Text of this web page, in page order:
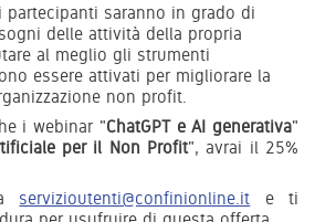
partecipanti saranno in grado di
delle attività della propria
al meglio gli strumenti
essere attivati per migliorare la
non profit.
i webinar "ChatGPT e AI generativa"
per il Non Profit", avrai il 25%
servizioutenti@confinionline.it e ti